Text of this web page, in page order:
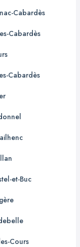
Cabardès
Cabardès
Cabardès
et-Buc
Cours